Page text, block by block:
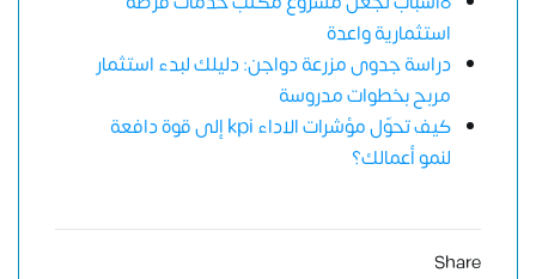
استثمارية واعدة
دراسة جدوى مزرعة دواجن: دليلك لبدء استثمار
مربح بخطوات مدروسة
كيف تحوّل مؤشرات الاداء kpi إلى قوة دافعة
لنمو أعمالك؟
Share